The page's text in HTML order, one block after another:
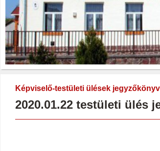
Képviselő-testületi ülések
2020.01.22 testületi ülés